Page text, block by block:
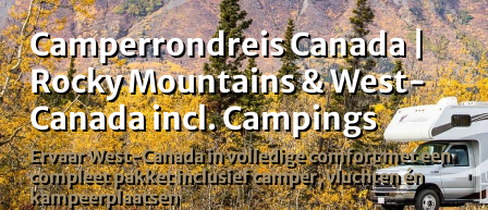
Camperrondreis Canada |
Rocky Mountains & West-
Canada incl. Campings
Ervaar West-Canada in volledige comfort met een
compleet pakket inclusief camper, vluchten én
kampeerplaatsen